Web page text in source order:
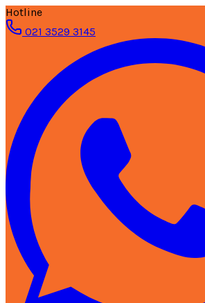
Hotline
021 3529 3145